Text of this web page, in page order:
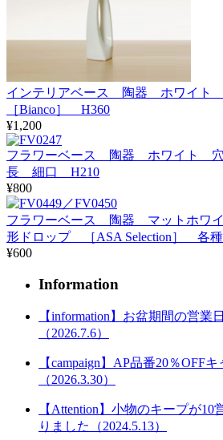
インテリアベース 陶器 ホワイト
［Bianco］ H360
¥1,200
フラワーベース 陶器 ホワイト
長 細口 H210
¥800
フラワーベース 陶器 マットホ
形ドロップ ［ASA Selection］ 各種
¥600
Information
【information】お盆期間の営業
（2026.7.6）
【campaign】AP品番20％OFF
（2026.3.30）
【Attention】小物のキープが
りました（2024.5.13）